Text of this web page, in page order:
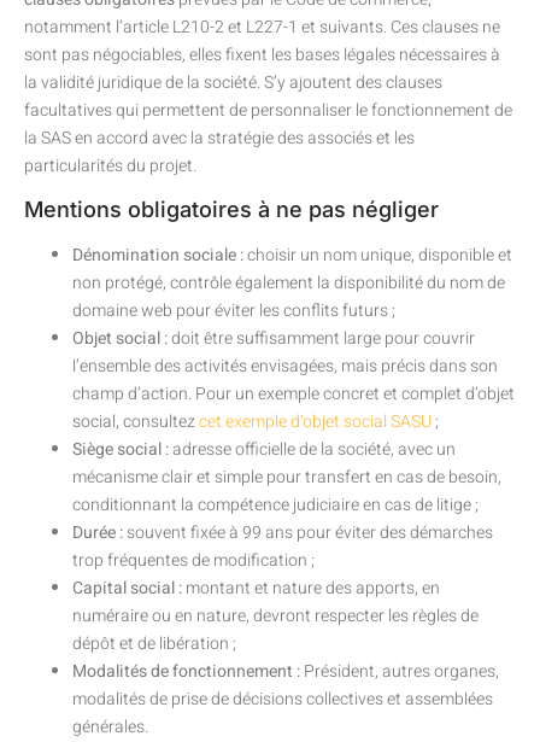
notamment l’article L210-2 et L227-1 et suivants. Ces clauses ne
sont pas négociables, elles fixent les bases légales nécessaires à
la validité juridique de la société. S’y ajoutent des clauses
facultatives qui permettent de personnaliser le fonctionnement de
la SAS en accord avec la stratégie des associés et les
particularités du projet.
Mentions obligatoires à ne pas négliger
Dénomination sociale :choisir un nom unique, disponible et
non protégé, contrôle également la disponibilité du nom de
domaine web pour éviter les conflits futurs ;
Objet social :doit être suffisamment large pour couvrir
l’ensemble des activités envisagées, mais précis dans son
champ d’action. Pour un exemple concret et complet d’objet
social, consultezcet exemple d’objet social SASU;
Siège social :adresse officielle de la société, avec un
mécanisme clair et simple pour transfert en cas de besoin,
conditionnant la compétence judiciaire en cas de litige ;
Durée :souvent fixée à 99 ans pour éviter des démarches
trop fréquentes de modification ;
Capital social :montant et nature des apports, en
numéraire ou en nature, devront respecter les règles de
dépôt et de libération ;
Modalités de fonctionnement :Président, autres organes,
modalités de prise de décisions collectives et assemblées
générales.